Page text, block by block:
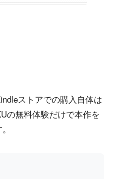
ストアでの購入自体は
の無料体験だけで本作を